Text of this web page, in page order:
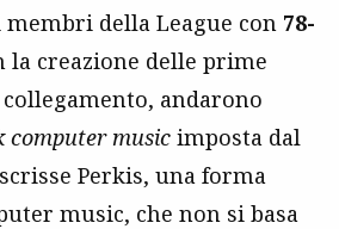
della League con 78-
la creazione delle prime
andarono
computer music imposta dal
Perkis, una forma
music, che non si basa